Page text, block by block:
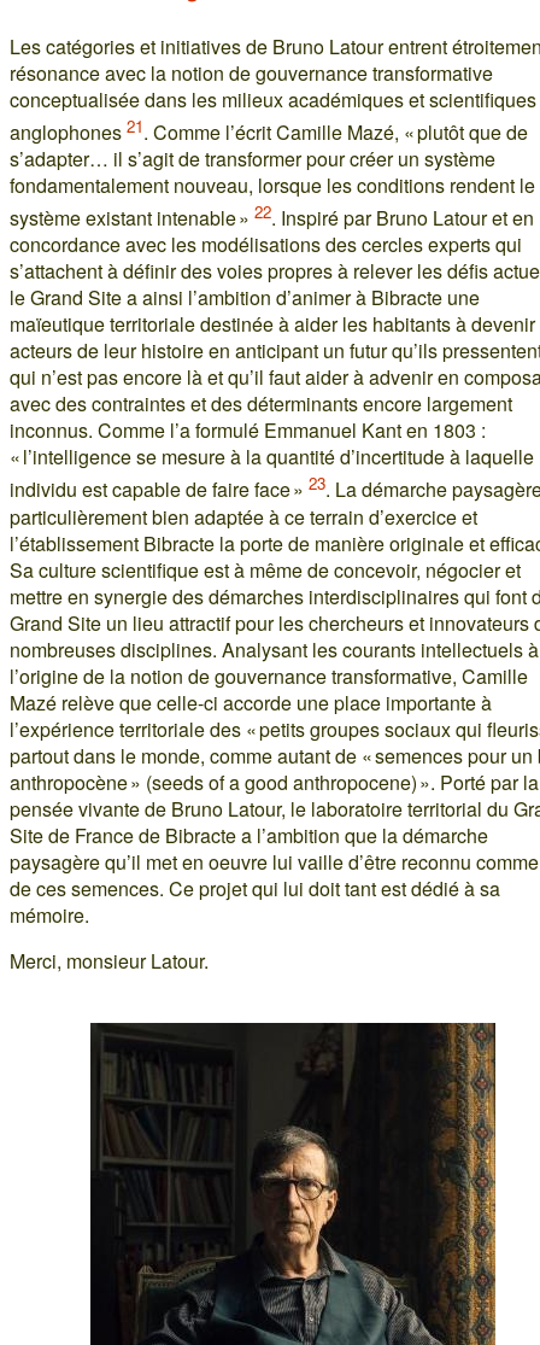
Les catégories et initiatives de Bruno Latour entrent
résonance avec la notion de gouvernance transformative
conceptualisée dans les milieux académiques et scientifiques
anglophones 21. Comme l’écrit Camille Mazé, « plutôt que de
s’adapter… il s’agit de transformer pour créer un système
fondamentalement nouveau, lorsque les conditions rendent le
système existant intenable » 22. Inspiré par Bruno Latour et en
concordance avec les modélisations des cercles experts qui
s’attachent à définir des voies propres à relever les défis
le Grand Site a ainsi l’ambition d’animer à Bibracte une
maïeutique territoriale destinée à aider les habitants à devenir
acteurs de leur histoire en anticipant un futur qu’ils
qui n’est pas encore là et qu’il faut aider à advenir en
avec des contraintes et des déterminants encore largement
inconnus. Comme l’a formulé Emmanuel Kant en 1803 :
« l’intelligence se mesure à la quantité d’incertitude à laquelle
individu est capable de faire face » 23. La démarche
particulièrement bien adaptée à ce terrain d’exercice et
l’établissement Bibracte la porte de manière originale et
Sa culture scientifique est à même de concevoir, négocier et
mettre en synergie des démarches interdisciplinaires qui font
Grand Site un lieu attractif pour les chercheurs et innovateurs
nombreuses disciplines. Analysant les courants intellectuels à
l’origine de la notion de gouvernance transformative, Camille
Mazé relève que celle-ci accorde une place importante à
l’expérience territoriale des « petits groupes sociaux qui
partout dans le monde, comme autant de « semences pour un
anthropocène » (seeds of a good anthropocene) ». Porté par la
pensée vivante de Bruno Latour, le laboratoire territorial du
Site de France de Bibracte a l’ambition que la démarche
paysagère qu’il met en oeuvre lui vaille d’être reconnu
de ces semences. Ce projet qui lui doit tant est dédié à sa
mémoire.
Merci, monsieur Latour.